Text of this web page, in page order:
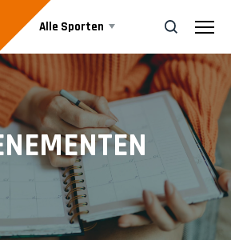
Alle Sporten
Nieuws
Events
Business
ZOEK